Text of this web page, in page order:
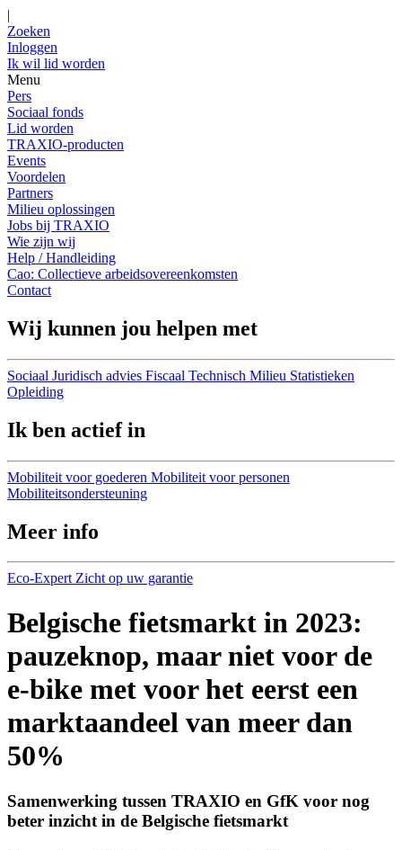
|
Zoeken
Inloggen
Ik wil lid worden
Menu
Pers
Sociaal fonds
Lid worden
TRAXIO-producten
Events
Voordelen
Partners
Milieu oplossingen
Jobs bij TRAXIO
Wie zijn wij
Help / Handleiding
Cao: Collectieve arbeidsovereenkomsten
Contact
Wij kunnen jou helpen met
Sociaal Juridisch advies Fiscaal Technisch Milieu Statistieken
Opleiding
Ik ben actief in
Mobiliteit voor goederen Mobiliteit voor personen
Mobiliteitsondersteuning
Meer info
Eco-Expert Zicht op uw garantie
Belgische fietsmarkt in 2023:
pauzeknop, maar niet voor de
e-bike met voor het eerst een
marktaandeel van meer dan
50%
Samenwerking tussen TRAXIO en GfK voor nog
beter inzicht in de Belgische fietsmarkt